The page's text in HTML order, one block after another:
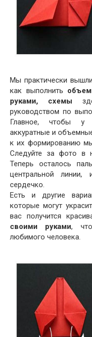
Мы практически
как выполнить
руками, схемы
руководством по
Главное, чтобы у
аккуратные и
к их формированию
Следуйте за фото в
Теперь осталось
центральной
сердечко.
Есть и другие
которые могут
вас получится
своими руками,
любимого человека.